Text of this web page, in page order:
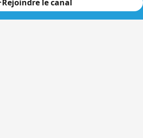
Rejoindre le canal